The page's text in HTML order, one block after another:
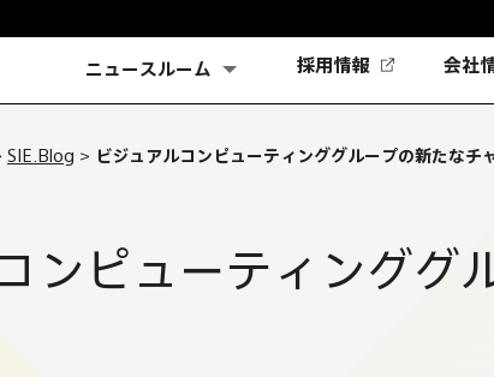
ニュースルーム 採用情報(新
タ
ブ
く)
会社
SIE.Blog > ビジュアルコンピューティンググループの新たなチ
ンピューティンググ